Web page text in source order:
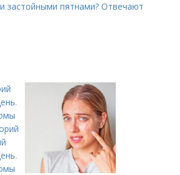
застойными пятнами? Отвечают